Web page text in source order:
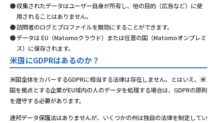
収集されたデータはユーザー自身が所有し、他の目的（広告など）に使
用されることはありません。
訪問者のログとプロファイルを無効にすることができます。
データは EU（Matomoクラウド）または任意の国（Matomoオンプレミ
ス）に保存されます。
米国にGDPRはあるのか？
米国全体をカバーするGDPRに相当する法律は存在しません。とはいえ、米
国を拠点とする企業がEU域内の人のデータを処理する場合は、GDPRの原則
を遵守する必要があります。
連邦データ保護法はありませんが、いくつかの州は独自の法律を制定してい